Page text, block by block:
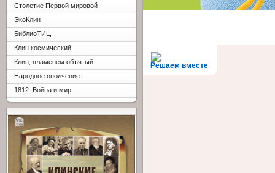
Решаем вместе
Столетие Первой мировой
ЭкоКлин
БиблиоТИЦ
Клин космический
Клин, пламенем объятый
Народное ополчение
1812. Война и мир